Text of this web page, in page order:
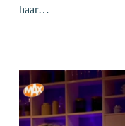
haar…